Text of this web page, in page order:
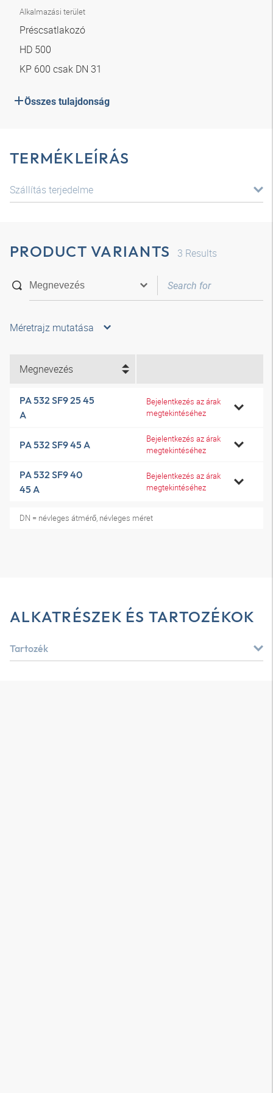
Alkalmazási terület
Préscsatlakozó
HD 500
KP 600 csak DN 31
Összes tulajdonság
TERMÉKLEÍRÁS
Szállítás terjedelme
PRODUCT VARIANTS 3 Results
Méretrajz mutatása
Megnevezés
PA 532 SF9 25 45
A
Bejelentkezés az árak
megtekintéséhez
PA 532 SF9 45 A
Bejelentkezés az árak
megtekintéséhez
PA 532 SF9 40
45 A
Bejelentkezés az árak
megtekintéséhez
DN = névleges átmérő, névleges méret
ALKATRÉSZEK ÉS TARTOZÉKOK
Tartozék